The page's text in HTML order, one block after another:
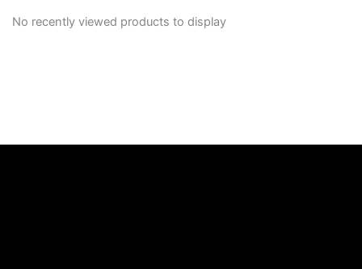
No recently viewed products to display